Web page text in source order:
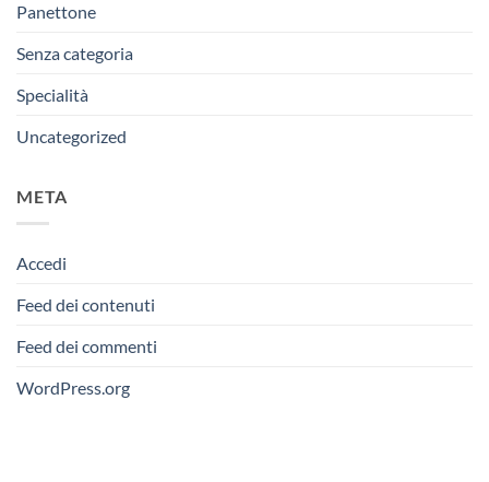
Panettone
Senza categoria
Specialità
Uncategorized
META
Accedi
Feed dei contenuti
Feed dei commenti
WordPress.org